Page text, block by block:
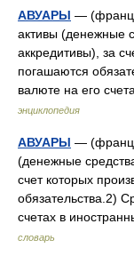
АВУАРЫ —
активы (денежные
аккредитивы), за
погашаются
валюте на его
энциклопедия
АВУАРЫ — (франц.
(денежные
счет которых
обязательства.2)
счетах в
словарь